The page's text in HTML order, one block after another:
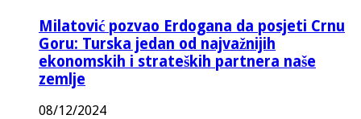
Milatović pozvao Erdogana da posjeti Crnu
Goru: Turska jedan od najvažnijih
ekonomskih i strateških partnera naše
zemlje
08/12/2024